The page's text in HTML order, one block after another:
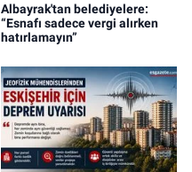
Albayrak'tan belediyelere:
“Esnafı sadece vergi alırken
hatırlamayın”